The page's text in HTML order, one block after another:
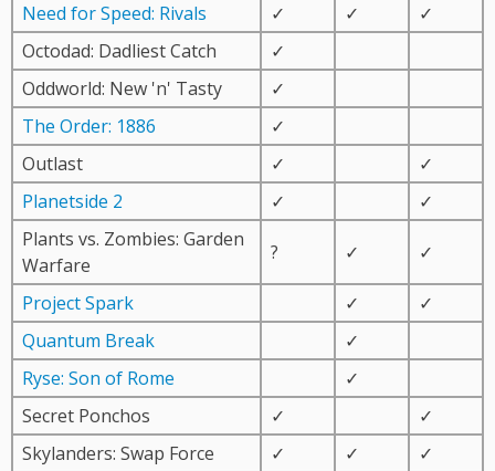
Need for Speed: Rivals
✓ ✓
✓
Octodad: Dadliest Catch
✓
Oddworld: New 'n' Tasty
✓
The Order: 1886
✓
Outlast
✓
✓
Planetside 2
✓
✓
Plants vs. Zombies: Garden
Warfare
? ✓ ✓
Project Spark ✓
✓
Quantum Break
✓
Ryse: Son of Rome
✓
Secret Ponchos
✓
✓
Skylanders: Swap Force
✓ ✓
✓